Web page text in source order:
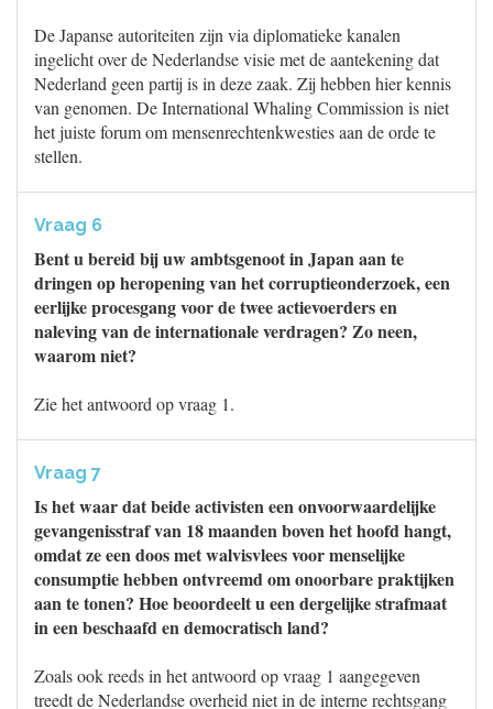
De Japanse autoriteiten zijn via diplomatieke kanalen
ingelicht over de Nederlandse visie met de aantekening dat
Nederland geen partij is in deze zaak. Zij hebben hier kennis
van genomen. De International Whaling Commission is niet
het juiste forum om mensenrechtenkwesties aan de orde te
stellen.
Vraag 6
Bent u bereid bij uw ambtsgenoot in Japan aan te
dringen op heropening van het corruptieonderzoek, een
eerlijke procesgang voor de twee actievoerders en
naleving van de internationale verdragen? Zo neen,
waarom niet?
Zie het antwoord op vraag 1.
Vraag 7
Is het waar dat beide activisten een onvoorwaardelijke
gevangenisstraf van 18 maanden boven het hoofd hangt,
omdat ze een doos met walvisvlees voor menselijke
consumptie hebben ontvreemd om onoorbare praktijken
aan te tonen? Hoe beoordeelt u een dergelijke strafmaat
in een beschaafd en democratisch land?
Zoals ook reeds in het antwoord op vraag 1 aangegeven
treedt de Nederlandse overheid niet in de interne rechtsgang